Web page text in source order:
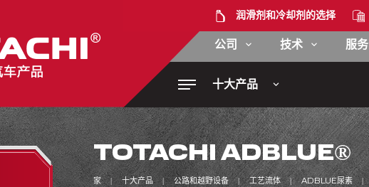
润滑剂和冷却剂的选择
公司 技术 服务
十大产品
TOTACHI ADBLUE®
家 十大产品 公路和越野设备 工艺流体 ADBLUE尿素